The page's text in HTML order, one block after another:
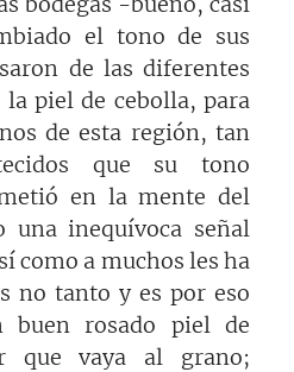
el tono de sus
de las diferentes
la piel de cebolla, para
de esta región, tan
que su tono
en la mente del
una inequívoca señal
como a muchos les ha
no tanto y es por eso
buen rosado piel de
que vaya al grano;